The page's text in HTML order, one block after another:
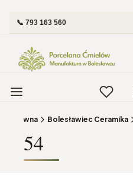
📞 793 163 560
Menu
główna Bolesławiec Ceramika
54